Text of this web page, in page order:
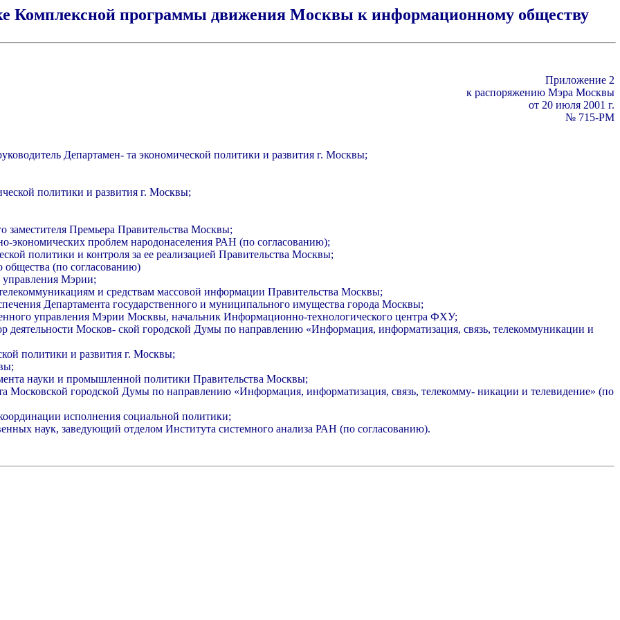
Комплексной программы движения Москвы к информационному обществу
Приложение 2
к распоряжению Мэра Москвы
от 20 июля 2001 г.
№ 715-РМ
Департамен- та экономической политики и развития г. Москвы;
политики и развития г. Москвы;
заместителя Премьера Правительства Москвы;
экономических проблем народонаселения РАН (по согласованию);
политики и контроля за ее реализацией Правительства Москвы;
(по согласованию)
управления Мэрии;
и средствам массовой информации Правительства Москвы;
Департамента государственного и муниципального имущества города Москвы;
управления Мэрии Москвы, начальник Информационно-технологического центра ФХУ;
деятельности Москов- ской городской Думы по направлению «Информация, информатизация, связь, телекоммуникации и
политики и развития г. Москвы;
науки и промышленной политики Правительства Москвы;
Московской городской Думы по направлению «Информация, информатизация, связь, телекомму- никации и телевидение» (по
исполнения социальной политики;
наук, заведующий отделом Института системного анализа РАН (по согласованию).